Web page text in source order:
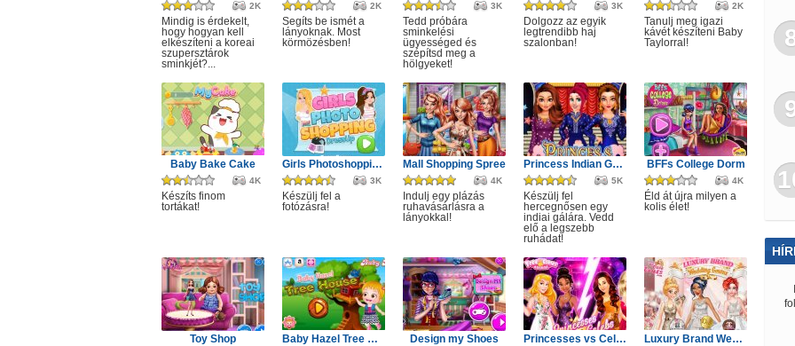
2K
Mindig is érdekelt,
hogy hogyan kell
elkészíteni a koreai
szupersztárok
sminkjét?...
2K
Segíts be ismét a
lányoknak. Most
körmözésben!
3K
Tedd próbára
sminkelési
ügyességed és
szépítsd meg a
hölgyeket!
3K
Dolgozz az egyik
legtrendibb haj
szalonban!
2K
Tanulj meg igazi
kávét készíteni Baby
Taylorral!
Baby Bake Cake
4K
Készíts finom
tortákat!
Girls Photoshopping Dressup
3K
Készülj fel a
fotózásra!
Mall Shopping Spree
4K
Indulj egy plázás
ruhavásárlásra a
lányokkal!
Princess Indian Gala Fashion
5K
Készülj fel
hercegnősen egy
indiai gálára. Vedd
elő a legszebb
ruhádat!
BFFs College Dorm
4K
Éld át újra milyen a
kolis élet!
Toy Shop Baby Hazel Tree House Design my Shoes Princesses vs Celebs Fashion Challenge Luxury Brand Wedding Gowns